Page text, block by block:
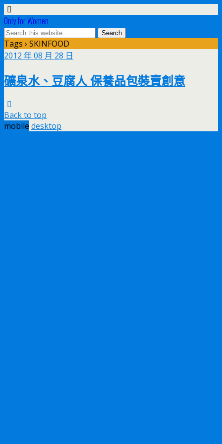
Only for Women
Tags › SKINFOOD
2012 年 08 月 28 日
礦泉水、豆腐人 保養品包裝賣創意
Back to top
mobile desktop